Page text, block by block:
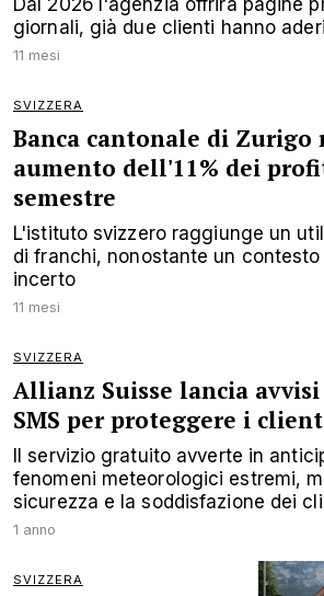
giornali, già due clienti hanno
11 mesi
SVIZZERA
Banca cantonale di Zurigo
aumento dell'11% dei
semestre
L'istituto svizzero raggiunge un
di franchi, nonostante un
incerto
11 mesi
SVIZZERA
Allianz Suisse lancia
SMS per proteggere i
Il servizio gratuito avverte in
fenomeni meteorologici estremi,
sicurezza e la soddisfazione dei
1 anno
SVIZZERA